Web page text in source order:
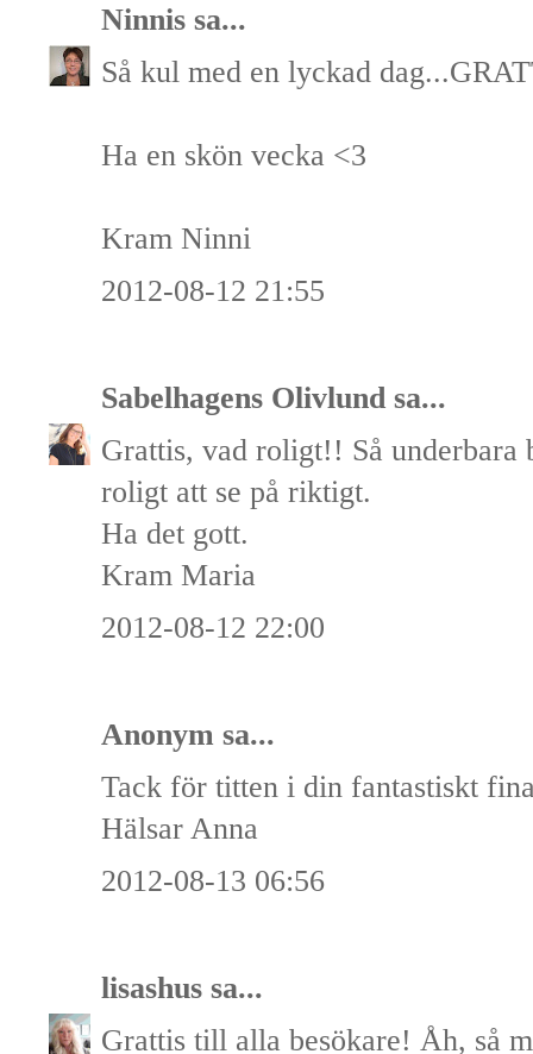
Ninnis sa...
Så kul med en lyckad
Ha en skön vecka <3
Kram Ninni
2012-08-12 21:55
Sabelhagens Olivlund sa...
Grattis, vad roligt!! Så underbara
roligt att se på riktigt.
Ha det gott.
Kram Maria
2012-08-12 22:00
Anonym sa...
Tack för titten i din fantastiskt
Hälsar Anna
2012-08-13 06:56
lisashus sa...
Grattis till alla besökare! Åh, så